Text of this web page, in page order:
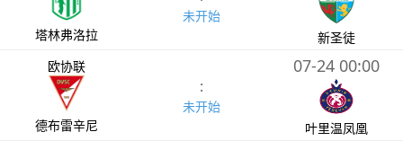
塔林弗洛拉
未开始
新圣徒
欧协联
德布雷辛尼
:
未开始
07-24 00:00
叶里温凤凰